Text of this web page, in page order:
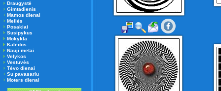
Draugystė
Gimtadienis
Mamos dienai
Meilės
Posakiai
Susipykus
Mokykla
Kalėdos
Nauji metai
Velykos
Vestuvės
Tėvo dienai
Su pavasariu
Moters dienai